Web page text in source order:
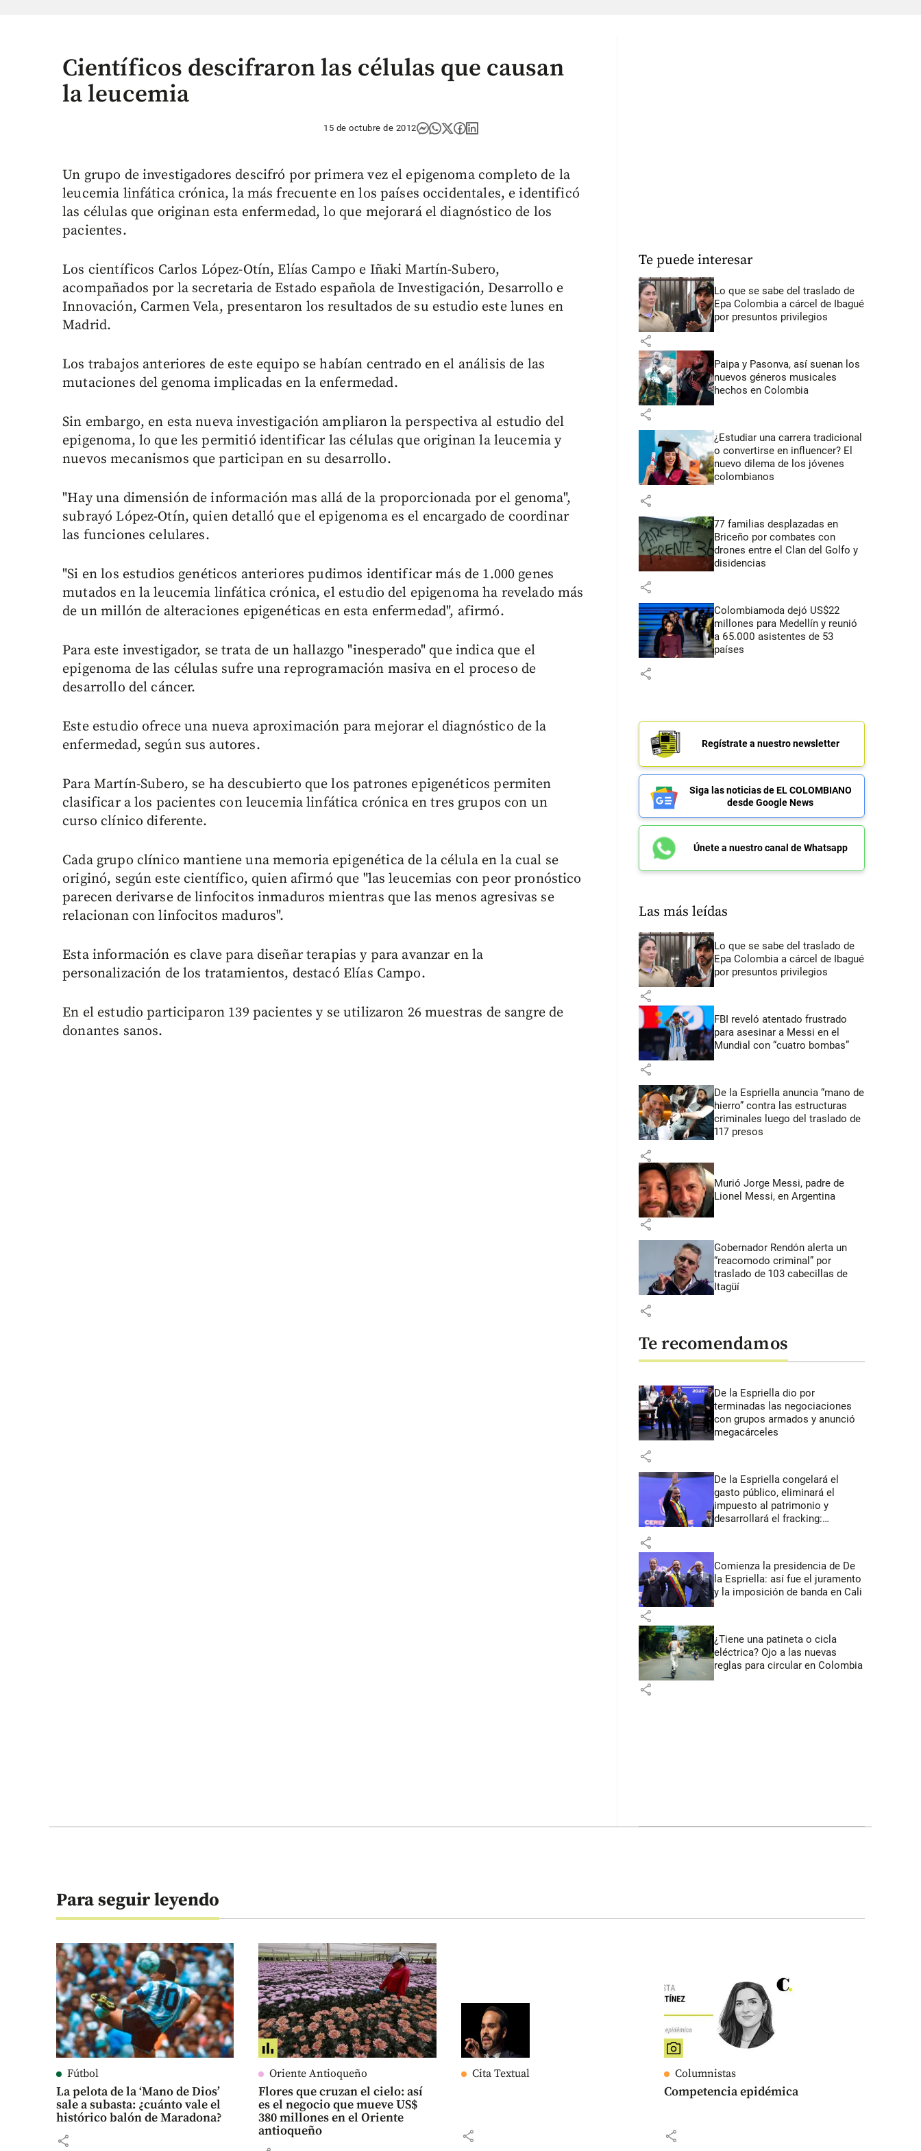
Científicos descifraron las células que causan
la leucemia
15 de octubre de 2012
Un grupo de investigadores descifró por primera vez el epigenoma completo de la
leucemia linfática crónica, la más frecuente en los países occidentales, e identificó
las células que originan esta enfermedad, lo que mejorará el diagnóstico de los
pacientes.
Los científicos Carlos López-Otín, Elías Campo e Iñaki Martín-Subero,
acompañados por la secretaria de Estado española de Investigación, Desarrollo e
Innovación, Carmen Vela, presentaron los resultados de su estudio este lunes en
Madrid.
Los trabajos anteriores de este equipo se habían centrado en el análisis de las
mutaciones del genoma implicadas en la enfermedad.
Sin embargo, en esta nueva investigación ampliaron la perspectiva al estudio del
epigenoma, lo que les permitió identificar las células que originan la leucemia y
nuevos mecanismos que participan en su desarrollo.
"Hay una dimensión de información mas allá de la proporcionada por el genoma",
subrayó López-Otín, quien detalló que el epigenoma es el encargado de coordinar
las funciones celulares.
"Si en los estudios genéticos anteriores pudimos identificar más de 1.000 genes
mutados en la leucemia linfática crónica, el estudio del epigenoma ha revelado más
de un millón de alteraciones epigenéticas en esta enfermedad", afirmó.
Para este investigador, se trata de un hallazgo "inesperado" que indica que el
epigenoma de las células sufre una reprogramación masiva en el proceso de
desarrollo del cáncer.
Este estudio ofrece una nueva aproximación para mejorar el diagnóstico de la
enfermedad, según sus autores.
Para Martín-Subero, se ha descubierto que los patrones epigenéticos permiten
clasificar a los pacientes con leucemia linfática crónica en tres grupos con un
curso clínico diferente.
Cada grupo clínico mantiene una memoria epigenética de la célula en la cual se
originó, según este científico, quien afirmó que "las leucemias con peor pronóstico
parecen derivarse de linfocitos inmaduros mientras que las menos agresivas se
relacionan con linfocitos maduros".
Esta información es clave para diseñar terapias y para avanzar en la
personalización de los tratamientos, destacó Elías Campo.
En el estudio participaron 139 pacientes y se utilizaron 26 muestras de sangre de
donantes sanos.
Te puede interesar
Lo que se sabe del traslado de
Epa Colombia a cárcel de Ibagué
por presuntos privilegios
share
Paipa y Pasonva, así suenan los
nuevos géneros musicales
hechos en Colombia
share
¿Estudiar una carrera tradicional
o convertirse en influencer? El
nuevo dilema de los jóvenes
colombianos
share
77 familias desplazadas en
Briceño por combates con
drones entre el Clan del Golfo y
disidencias
share
Colombiamoda dejó US$22
millones para Medellín y reunió
a 65.000 asistentes de 53
países
share
Regístrate a nuestro newsletter
Siga las noticias de EL COLOMBIANO
desde Google News
Únete a nuestro canal de Whatsapp
Las más leídas
Lo que se sabe del traslado de
Epa Colombia a cárcel de Ibagué
por presuntos privilegios
share
FBI reveló atentado frustrado
para asesinar a Messi en el
Mundial con “cuatro bombas”
share
De la Espriella anuncia “mano de
hierro” contra las estructuras
criminales luego del traslado de
117 presos
share
Murió Jorge Messi, padre de
Lionel Messi, en Argentina
share
Gobernador Rendón alerta un
“reacomodo criminal” por
traslado de 103 cabecillas de
Itagüí
share
Te recomendamos
De la Espriella dio por
terminadas las negociaciones
con grupos armados y anunció
megacárceles
share
De la Espriella congelará el
gasto público, eliminará el
impuesto al patrimonio y
desarrollará el fracking:
share
Comienza la presidencia de De
la Espriella: así fue el juramento
y la imposición de banda en Cali
share
¿Tiene una patineta o cicla
eléctrica? Ojo a las nuevas
reglas para circular en Colombia
share
Para seguir leyendo
Fútbol
La pelota de la ‘Mano de Dios’
sale a subasta: ¿cuánto vale el
histórico balón de Maradona?
share
Oriente Antioqueño
Flores que cruzan el cielo: así
es el negocio que mueve US$
380 millones en el Oriente
antioqueño
Cita Textual
share
Columnistas
Competencia epidémica
share